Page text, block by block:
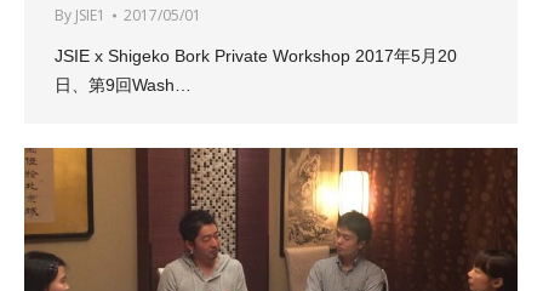
By JSIE1 2017/05/01
JSIE x Shigeko Bork Private Workshop 2017年5月20
日、第9回Wash…